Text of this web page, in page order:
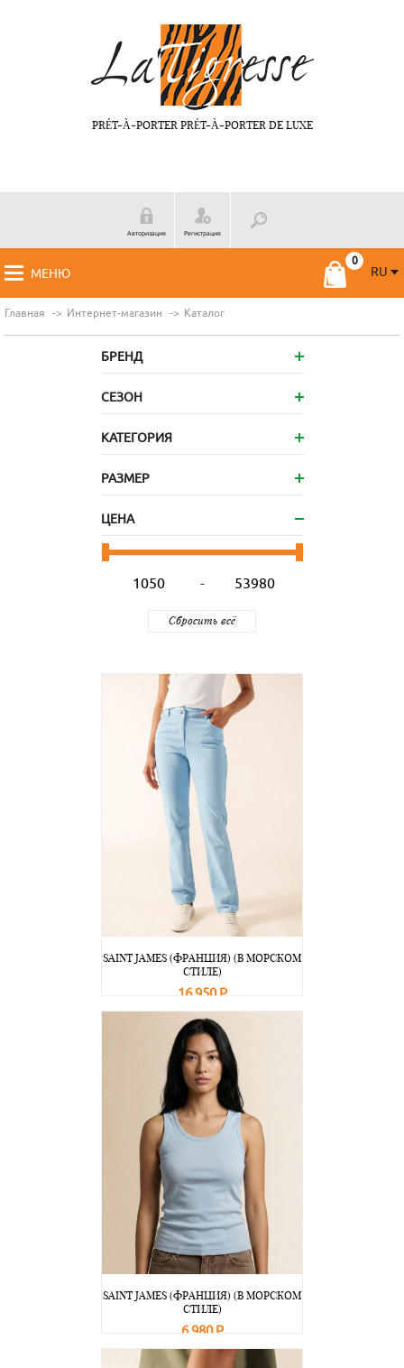
PRÉT-À-PORTER PRÉT-À-PORTER DE LUXE
Авторизация Регистрация
МЕНЮ
RU
Главная Интернет-магазин Каталог
БРЕНД
СЕЗОН
КАТЕГОРИЯ
РАЗМЕР
ЦЕНА
-
SAINT JAMES (ФРАНЦИЯ) (В МОРСКОМ
СТИЛЕ)
16 950 Р
SAINT JAMES (ФРАНЦИЯ) (В МОРСКОМ
СТИЛЕ)
6 980 Р
В корзину Подробнее